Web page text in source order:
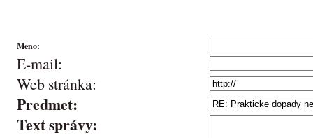
Meno:
E-mail:
Web stránka:
Predmet:
Text správy: